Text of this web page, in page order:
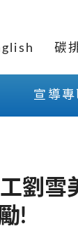
碳
宣導專
劉雪
!